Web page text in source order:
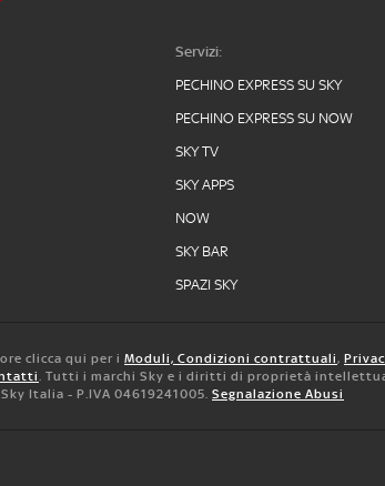
Servizi:
PECHINO EXPRESS SU SKY
PECHINO EXPRESS SU NOW
SKY TV
SKY APPS
NOW
SKY BAR
SPAZI SKY
clicca qui per i Moduli, Condizioni contrattuali,
. Tutti i marchi Sky e i diritti di proprietà
Italia - P.IVA 04619241005. Segnalazione Abusi